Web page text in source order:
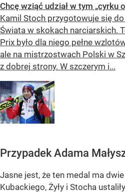
Chcę wziąć udział w tym „cyrku
Kamil Stoch przygotowuje się
Świata w skokach narciarskich.
Prix było dla niego pełne
ale na mistrzostwach Polski w
z dobrej strony. W szczerym i...
Przypadek Adama
Jasne jest, że ten medal ma
Kubackiego, Żyły i Stocha